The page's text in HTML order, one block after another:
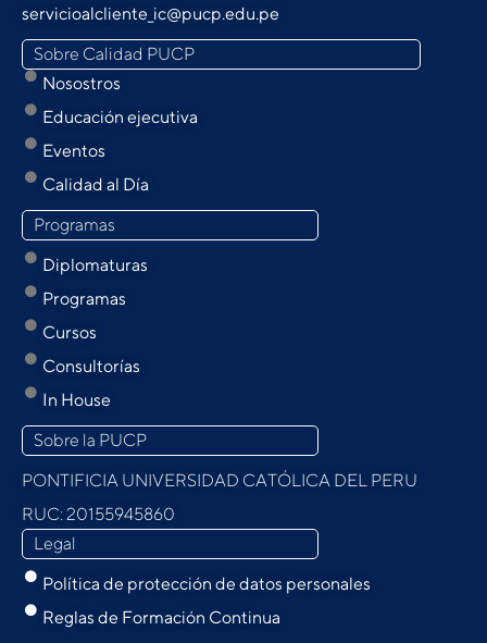
servicioalcliente_ic@pucp.edu.pe
Sobre Calidad PUCP
Nosostros
Educación ejecutiva
Eventos
Calidad al Día
Programas
Diplomaturas
Programas
Cursos
Consultorías
In House
Sobre la PUCP
PONTIFICIA UNIVERSIDAD CATÓLICA DEL PERU
RUC: 20155945860
Legal
Política de protección de datos personales
Reglas de Formación Continua